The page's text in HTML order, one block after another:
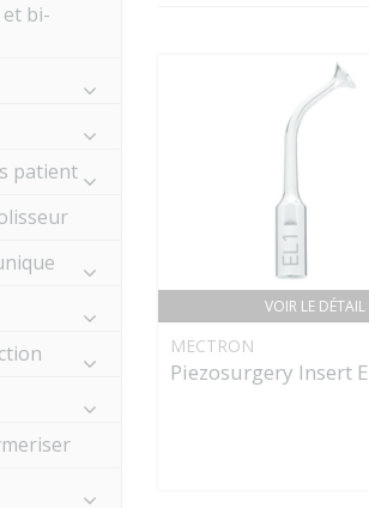
bi-
patient
VOIR LE DÉTAIL
MECTRON
Piezosurgery Insert